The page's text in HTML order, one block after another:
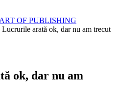
OF PUBLISHING
arată ok, dar nu am trecut
ok, dar nu am